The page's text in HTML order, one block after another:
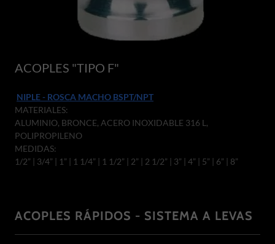
ACOPLES "TIPO F"
NIPLE - ROSCA MACHO BSPT/NPT
MATERIALES:
ALUMINIO, BRONCE, ACERO INOXIDABLE 316 L,
POLIPROPILENO
MEDIDAS:
1/2” | 3/4” | 1” | 1 1/4” | 1 1/2” | 2” | 2 1/2” | 3” | 4” | 5” | 6” | 8”
ACOPLES RÁPIDOS - SISTEMA A LEVAS